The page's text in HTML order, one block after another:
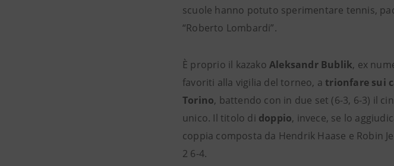
scuole hanno potuto sperimentare tennis,
“Roberto Lombardi”.
È proprio il kazako Aleksandr Bublik, ex
favoriti alla vigilia del torneo, a trionfare sui
Torino, battendo con in due set (6-3, 6-3) il
unico. Il titolo di doppio, invece, se lo
coppia composta da Hendrik Haase e Robin
2 6-4.